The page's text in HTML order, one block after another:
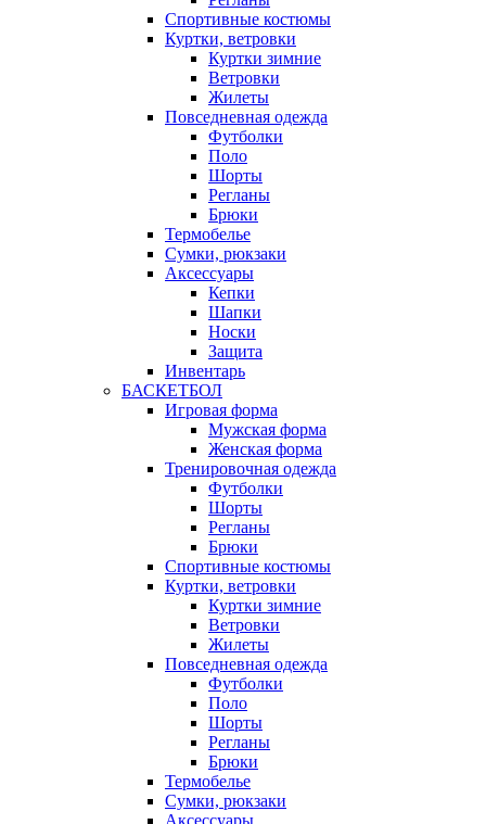
Спортивные костюмы
Куртки, ветровки
Куртки зимние
Ветровки
Жилеты
Повседневная одежда
Футболки
Поло
Шорты
Регланы
Брюки
Термобелье
Сумки, рюкзаки
Аксессуары
Кепки
Шапки
Носки
Защита
Инвентарь
БАСКЕТБОЛ
Игровая форма
Мужская форма
Женская форма
Тренировочная одежда
Футболки
Шорты
Регланы
Брюки
Спортивные костюмы
Куртки, ветровки
Куртки зимние
Ветровки
Жилеты
Повседневная одежда
Футболки
Поло
Шорты
Регланы
Брюки
Термобелье
Сумки, рюкзаки
Аксессуары